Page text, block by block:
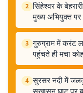
2 सिंहेश्वर के
मुख्य अभियुक्त पर
3 गुरुग्राम में करंट
पहुंचते ही मचा
4 सुरसर नदी में